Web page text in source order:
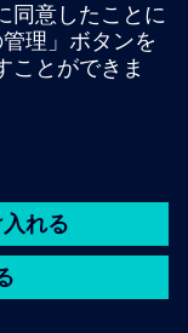
通報